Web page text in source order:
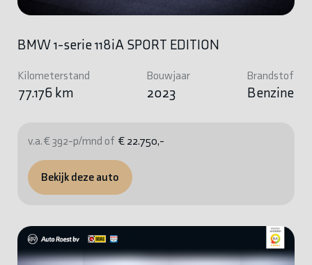
BMW 1-serie 118iA SPORT EDITION
Kilometerstand
77.176 km
Bouwjaar
2023
Brandstof
Benzine
v.a. € 392-p/mnd of € 22.750,-
Bekijk deze auto